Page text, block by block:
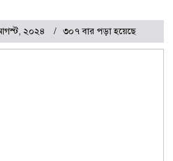
২০২৪ ৩০৭ বার পড়া হয়েছে